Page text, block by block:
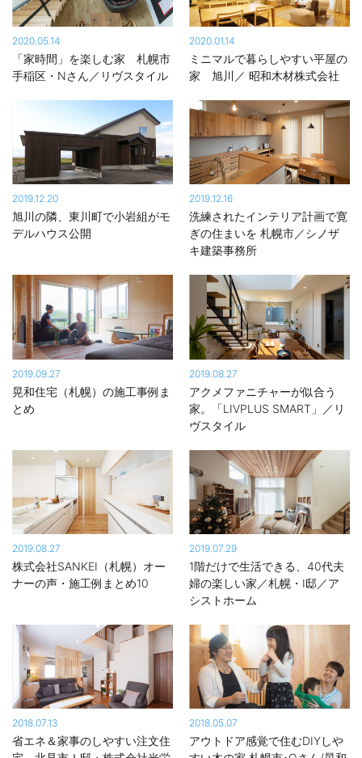
2020.05.14
「家時間」を楽しむ家 札幌市
手稲区・Nさん／リヴスタイル
2020.01.14
ミニマルで暮らしやすい平屋の
家 旭川／ 昭和木材株式会社
2019.12.20
旭川の隣、東川町で小岩組がモ
デルハウス公開
2019.12.16
洗練されたインテリア計画で寛
ぎの住まいを 札幌市／シノザ
キ建築事務所
2019.09.27
晃和住宅（札幌）の施工事例ま
とめ
2019.08.27
アクメファニチャーが似合う
家。「LIVPLUS SMART」／リ
ヴスタイル
2019.08.27
株式会社SANKEI（札幌）オー
ナーの声・施工例まとめ10
2019.07.29
1階だけで生活できる、40代夫
婦の楽しい家／札幌・I邸／ア
シストホーム
2018.07.13
省エネ＆家事のしやすい注文住
2018.05.07
アウトドア感覚で住むDIYしや